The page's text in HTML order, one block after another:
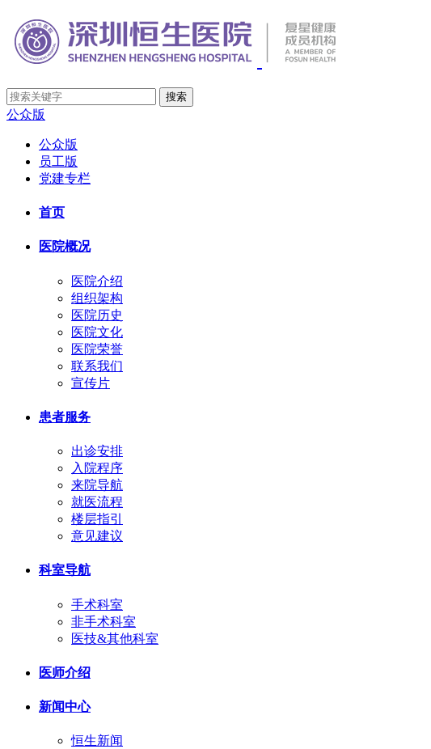
公众版
公众版
员工版
党建专栏
首页
医院概况
医院介绍
组织架构
医院历史
医院文化
医院荣誉
联系我们
宣传片
患者服务
出诊安排
入院程序
来院导航
就医流程
楼层指引
意见建议
科室导航
手术科室
非手术科室
医技&其他科室
医师介绍
新闻中心
恒生新闻